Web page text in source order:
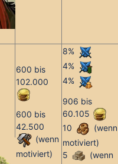
600 bis
102.000
600 bis
42.500
(wenn
motiviert)
8%
4%
4%
906 bis
60.105
10
(wenn
motiviert)
5
(wenn